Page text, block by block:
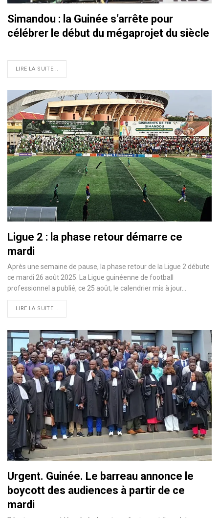
Simandou : la Guinée s’arrête pour
célébrer le début du mégaprojet du siècle
LIRE LA SUITE...
Ligue 2 : la phase retour démarre ce
mardi
Après une semaine de pause, la phase retour de la Ligue 2 débute
ce mardi 26 août 2025. La Ligue guinéenne de football
professionnel a publié, ce 25 août, le calendrier mis à jour…
LIRE LA SUITE...
Urgent. Guinée. Le barreau annonce le
boycott des audiences à partir de ce
mardi